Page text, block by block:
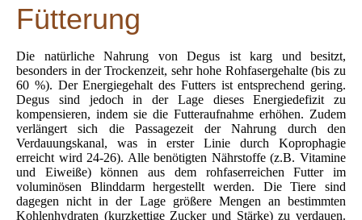
Fütterung
Die natürliche Nahrung von Degus ist karg und besitzt,
besonders in der Trockenzeit, sehr hohe Rohfasergehalte (bis zu
60 %). Der Energiegehalt des Futters ist entsprechend gering.
Degus sind jedoch in der Lage dieses Energiedefizit zu
kompensieren, indem sie die Futteraufnahme erhöhen. Zudem
verlängert sich die Passagezeit der Nahrung durch den
Verdauungskanal, was in erster Linie durch Koprophagie
erreicht wird 24-26). Alle benötigten Nährstoffe (z.B. Vitamine
und Eiweiße) können aus dem rohfaserreichen Futter im
voluminösen Blinddarm hergestellt werden. Die Tiere sind
dagegen nicht in der Lage größere Mengen an bestimmten
Kohlenhydraten (kurzkettige Zucker und Stärke) zu verdauen.